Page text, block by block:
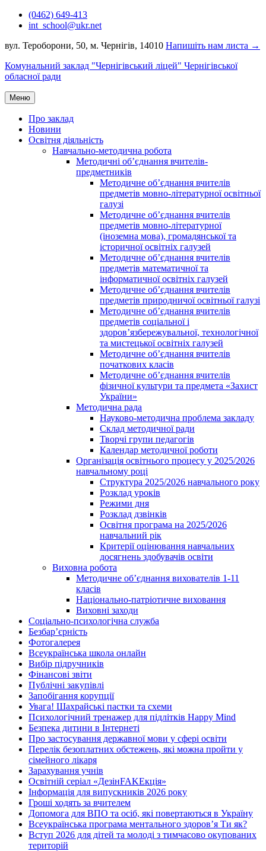
Перейти(0462) 649-413
int_school@ukr.net
вул. Тероборони, 50, м. Чернігів, 14010 Напишіть нам листа →
Комунальний заклад "Чернігівський ліцей" Чернігівської
обласної ради
Меню
Про заклад
Новини
Освітня діяльність
Навчально-методична робота
Методичні об’єднання вчителів-
предметників
Методичне об’єднання вчителів
предметів мовно-літературної освітньої
галузі
Методичне об’єднання вчителів
предметів мовно-літературної
(іноземна мова), громадянської та
історичної освітніх галузей
Методичне об’єднання вчителів
предметів математичної та
інформатичної освітніх галузей
Методичне об’єднання вчителів
предметів природничої освітньої галузі
Методичне об’єднання вчителів
предметів соціальної і
здоров’язбережувальної, технологічної
та мистецької освітніх галузей
Методичне об’єднання вчителів
початкових класів
Методичне об’єднання вчителів
фізичної культури та предмета «Захист
України»
Методична рада
Науково-методична проблема закладу
Склад методичної ради
Творчі групи педагогів
Календар методичної роботи
Організація освітнього процесу у 2025/2026
навчальному році
Структура 2025/2026 навчального року
Розклад уроків
Режими дня
Розклад дзвінків
Освітня програма на 2025/2026
навчальний рік
Критерії оцінювання навчальних
досягнень здобувачів освіти
Виховна робота
Методичне об’єднання вихователів 1-11
класів
Національно-патріотичне виховання
Виховні заходи
Соціально-психологічна служба
Безбар’єрність
Фотогалерея
Всеукраїнська школа онлайн
Вибір підручників
Фінансові звіти
Публічні закупівлі
Запобігання корупції
Увага! Шахрайські пастки та схеми
Психологічний тренажер для підлітків Happy Mind
Безпека дитини в Інтернеті
Про застосування державної мови у сфері освіти
Перелік безоплатних обстежень, які можна пройти у
сімейного лікаря
Зарахування учнів
Освітній серіал «ДезінFAKEкція»
Інформація для випускників 2026 року
Гроші ходять за вчителем
Допомога для ВПО та осіб, які повертаються в Україну
Всеукраїнська програма ментального здоров’я Ти як?
Вступ 2026 для дітей та молоді з тимчасово окупованих
територій